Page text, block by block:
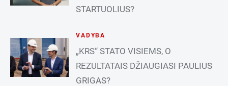
STARTUOLIUS?
VADYBA
„KRS“ STATO VISIEMS, O
REZULTATAIS DŽIAUGIASI PAULIUS
GRIGAS?